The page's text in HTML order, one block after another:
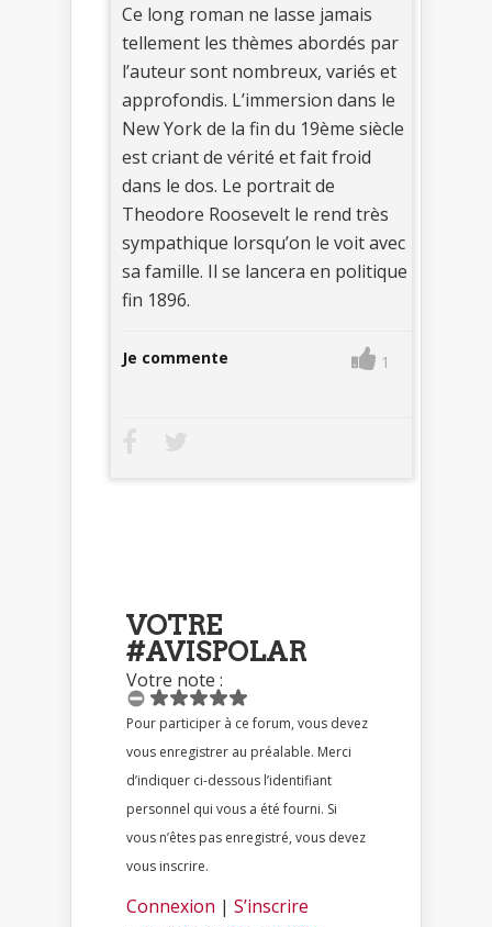
Ce long roman ne lasse jamais
tellement les thèmes abordés par
l’auteur sont nombreux, variés et
approfondis. L’immersion dans le
New York de la fin du 19ème siècle
est criant de vérité et fait froid
dans le dos. Le portrait de
Theodore Roosevelt le rend très
sympathique lorsqu’on le voit avec
sa famille. Il se lancera en politique
fin 1896.
Je commente 1
VOTRE
#AVISPOLAR
Votre note :
Pour participer à ce forum, vous devez
vous enregistrer au préalable. Merci
d’indiquer ci-dessous l’identifiant
personnel qui vous a été fourni. Si
vous n’êtes pas enregistré, vous devez
vous inscrire.
Connexion | S’inscrire